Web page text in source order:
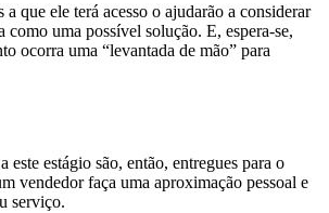
que ele terá acesso o ajudarão a considerar
como uma possível solução. E, espera-se,
ocorra uma “levantada de mão” para
este estágio são, então, entregues para o
vendedor faça uma aproximação pessoal e
serviço.